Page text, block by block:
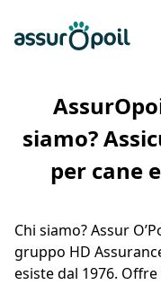
Assur O'Poil
siamo?
per cane
Chi siamo? Assur
gruppo HD
esiste dal 1976.